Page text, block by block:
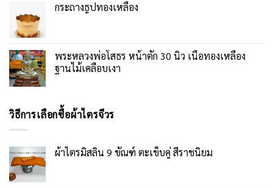
กระถางธูปทองเหลือง
พระหลวงพ่อโสธร หน้าตัก 30 นิ้ว เนื้อทองเหลือง
ฐานไม้เคลือบเงา
วิธีการเลือกซื้อผ้าไตรจีวร
ผ้าไตรมิสลิน 9 ขัณฑ์ ตะเข็บคู่ สีราชนิยม